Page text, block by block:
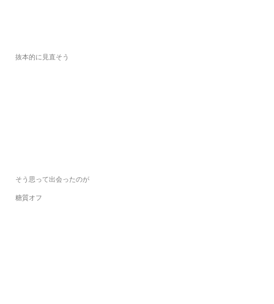
抜本的に見直そう
そう思って出会ったのが
糖質オフ